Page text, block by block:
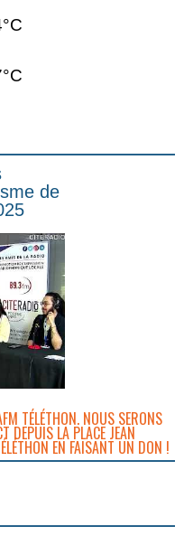
de
TÉLÉTHON. NOUS SERONS
DEPUIS LA PLACE JEAN
EN FAISANT UN DON !